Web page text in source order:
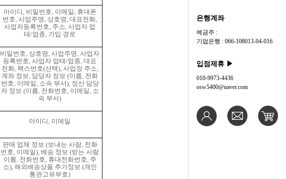
은행계좌
예금주 :
기업은행 : 066-108013-04-016
입점제휴 ▶
010-9973-4436
osw5400@naver.com
아이디 , 비밀번호, 이메일 , 휴대폰
번호, 사업주명 , 상호명 , 대표전화,
사업자등록번호, 주소, 사업자 업
태/업종, 가입 경로
비밀번호, 상호명 , 사업주명 , 사업자
등록번호, 사업자 업태/업종, 대표
전화, 팩스번호(선택), 사업장 주소,
계좌 정보, 담당자 정보 (이름, 전화
번호, 이메일 , 소속 부서), 정산 담당
자 정보 (이름, 전화번호, 이메일 , 소
속 부서)
아이디 , 이메일
판매 업체 정보 (보내는 사람, 전화
번호, 이메일), 배송 정보 (받는 사람
이름, 전화번호, 휴대전화번호, 주
소), 해외배송상품 추가정보 (개인
통관고유부호)